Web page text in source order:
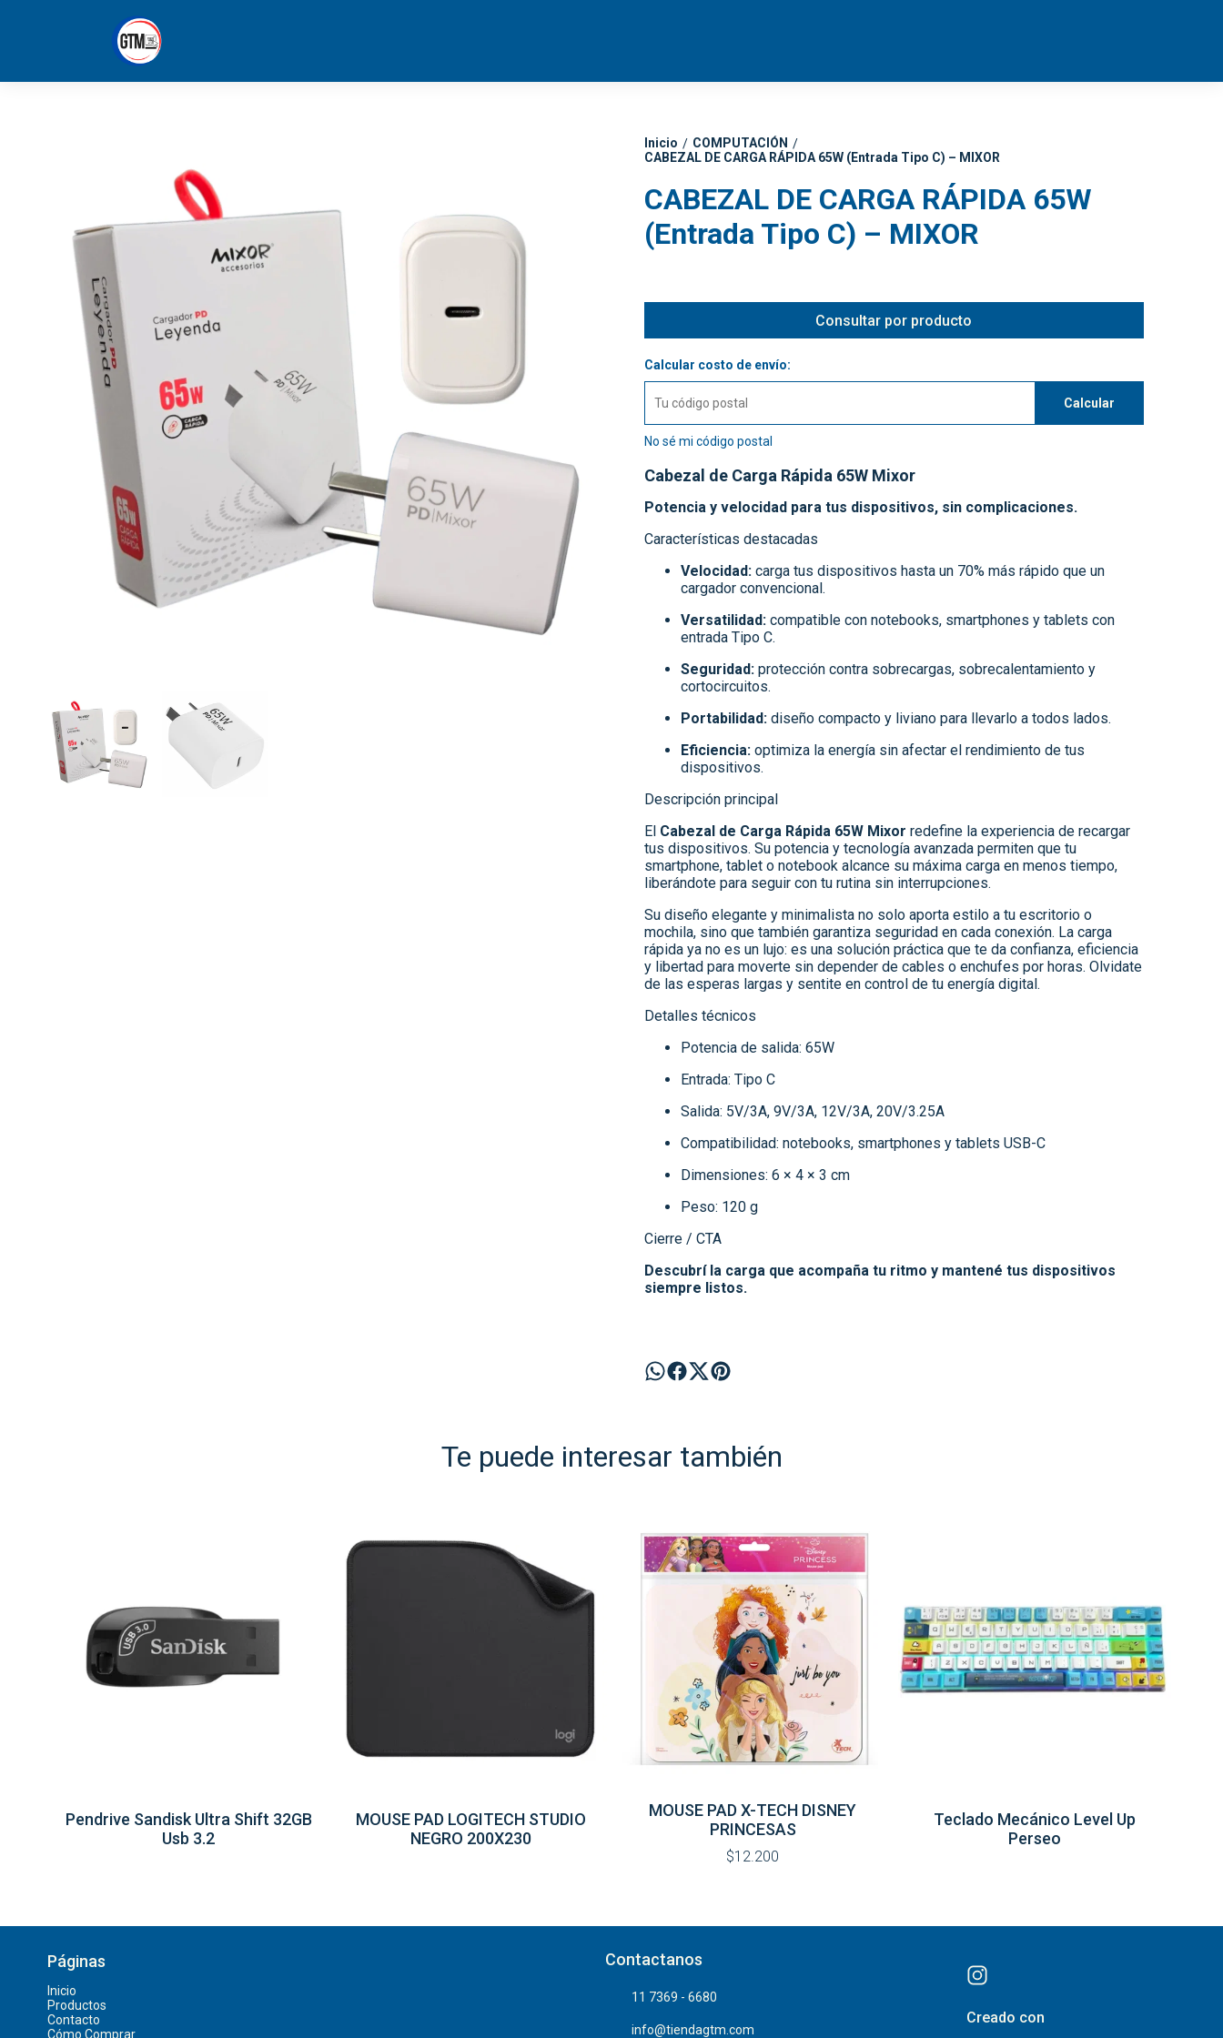
Inicio / COMPUTACIÓN /
CABEZAL DE CARGA RÁPIDA 65W (Entrada Tipo C) – MIXOR
CABEZAL DE CARGA RÁPIDA 65W
(Entrada Tipo C) – MIXOR
Consultar por producto
Calcular costo de envío:
Calcular
No sé mi código postal
Cabezal de Carga Rápida 65W Mixor
Potencia y velocidad para tus dispositivos, sin complicaciones.
Características destacadas
Velocidad:carga tus dispositivos hasta un 70% más rápido que un
cargador convencional.
Versatilidad:compatible con notebooks, smartphones y tablets con
entrada Tipo C.
Seguridad:protección contra sobrecargas, sobrecalentamiento y
cortocircuitos.
Portabilidad:diseño compacto y liviano para llevarlo a todos lados.
Eficiencia:optimiza la energía sin afectar el rendimiento de tus
dispositivos.
Descripción principal
El Cabezal de Carga Rápida 65W Mixor redefine la experiencia de recargar
tus dispositivos. Su potencia y tecnología avanzada permiten que tu
smartphone, tablet o notebook alcance su máxima carga en menos tiempo,
liberándote para seguir con tu rutina sin interrupciones.
Su diseño elegante y minimalista no solo aporta estilo a tu escritorio o
mochila, sino que también garantiza seguridad en cada conexión. La carga
rápida ya no es un lujo: es una solución práctica que te da confianza, eficiencia
y libertad para moverte sin depender de cables o enchufes por horas. Olvidate
de las esperas largas y sentite en control de tu energía digital.
Detalles técnicos
Potencia de salida: 65W
Entrada: Tipo C
Salida: 5V/3A, 9V/3A, 12V/3A, 20V/3.25A
Compatibilidad: notebooks, smartphones y tablets USB-C
Dimensiones: 6 × 4 × 3 cm
Peso: 120 g
Cierre / CTA
Descubrí la carga que acompaña tu ritmo y mantené tus dispositivos
siempre listos.
Te puede interesar también
Pendrive Sandisk Ultra Shift 32GB
Usb 3.2
MOUSE PAD LOGITECH STUDIO
NEGRO 200X230
MOUSE PAD X-TECH DISNEY
PRINCESAS
$12.200
Teclado Mecánico Level Up
Perseo
Páginas
Inicio
Productos
Contacto
Cómo Comprar
Contactanos
11 7369 - 6680
info@tiendagtm.com
Creado con